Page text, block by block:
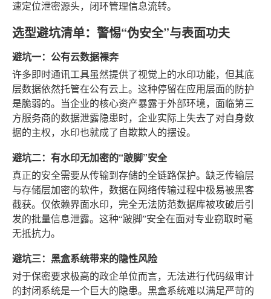
速定位泄密源头，闭环管理信息流转。
选型避坑清单：警惕“伪安全”与表面功夫
避坑一：公有云数据裸奔
许多即时通讯工具虽然提供了视觉上的水印功能，但其底
层数据依然托管在公有云上。这种停留在应用层面的防护
是脆弱的。当企业的核心资产暴露于外部环境，面临第三
方服务商的数据泄露隐患时，企业实际上失去了对自身数
据的主权，水印也就成了自欺欺人的摆设。
避坑二：有水印无加密的“跛脚”安全
真正的安全需要从传输到存储的全链路保护。缺乏传输层
与存储层加密的软件，数据在网络传输过程中极易被黑客
截获。仅依赖界面水印，完全无法防范数据库被攻破后引
发的批量信息泄露。这种“跛脚”安全在面对专业窃取时毫
无抵抗力。
避坑三：黑盒系统带来的隐性风险
对于保密要求极高的政企单位而言，无法进行代码级审计
的封闭系统是一个巨大的隐患。黑盒系统难以满足严苛的